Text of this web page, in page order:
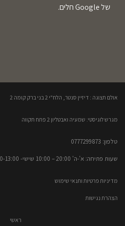
של Google חלים.
אולם תצוגה : דיזיין סנטר, הלח"י 2 בני ברק קומה 2​
מגרש לוגיסטי: שמעיה ואבטליון 2 פתח תקווה
טלפון: 0777299873​
שעות פתיחה: א'-ה' 20:00 – 10:00​​ שישי- 09:30-13:00
מדיניות פרטיות ותנאי שימוש
הצהרת נגישות
ראשי